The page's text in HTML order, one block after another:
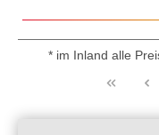
* im Inland alle